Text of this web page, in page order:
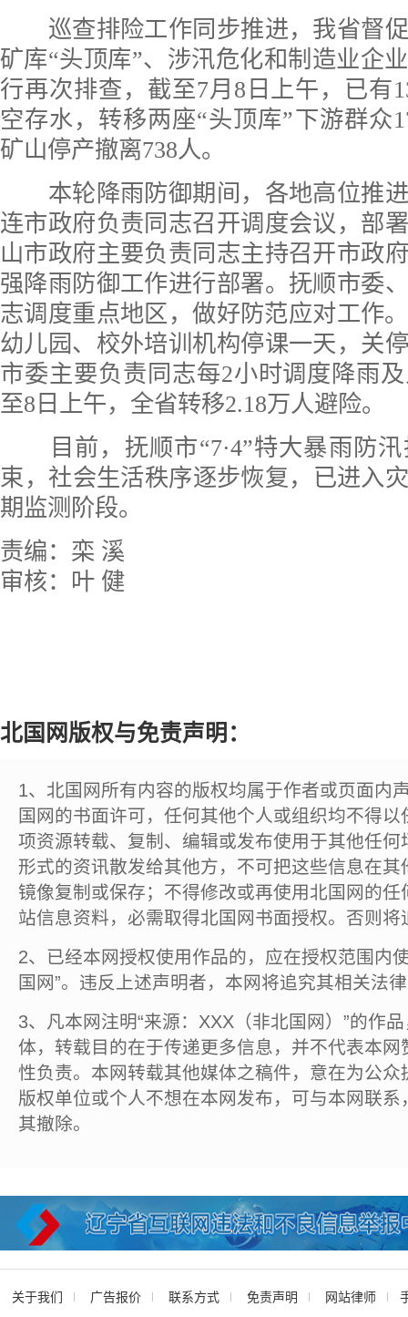
巡查排险工作同步推进，我省督促
矿库“头顶库”、涉汛危化和制造业企
行再次排查，截至7月8日上午，已有
空存水，转移两座“头顶库”下游群众
矿山停产撤离738人。
本轮降雨防御期间，各地高位推进
连市政府负责同志召开调度会议，部
山市政府主要负责同志主持召开市政
强降雨防御工作进行部署。抚顺市委
志调度重点地区，做好防范应对工作
幼儿园、校外培训机构停课一天，关
市委主要负责同志每2小时调度降雨
至8日上午，全省转移2.18万人避险。
目前，抚顺市‌“7·4”特大暴雨防汛
束‌，社会生活秩序逐步恢复，已进入
期监测阶段。
责编：栾 溪
审核：叶 健
北国网版权与免责声明：
1、北国网所有内容的版权均属于作者或页面内
国网的书面许可，任何其他个人或组织均不得
项资源转载、复制、编辑或发布使用于其他任
形式的资讯散发给其他方，不可把这些信息在
镜像复制或保存；不得修改或再使用北国网的
站信息资料，必需取得北国网书面授权。否则将
2、已经本网授权使用作品的，应在授权范围内
国网”。违反上述声明者，本网将追究其相关法
3、凡本网注明“来源：XXX（非北国网）”的作
体，转载目的在于传递更多信息，并不代表本
性负责。本网转载其他媒体之稿件，意在为公
版权单位或个人不想在本网发布，可与本网联
其撤除。
关于我们 广告报价 联系方式 免责声明 网站律师